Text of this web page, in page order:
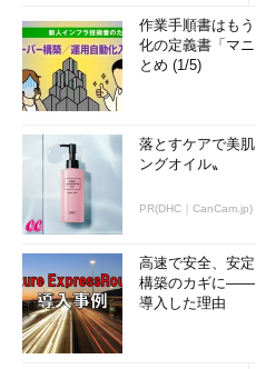
作業手順書はも
化の定義書「マ
とめ (1/5)
落とすケアで美
ングオイル〟
PR(DHC｜CanCam.jp)
高速で安全、安
構築のカギに――
導入した理由